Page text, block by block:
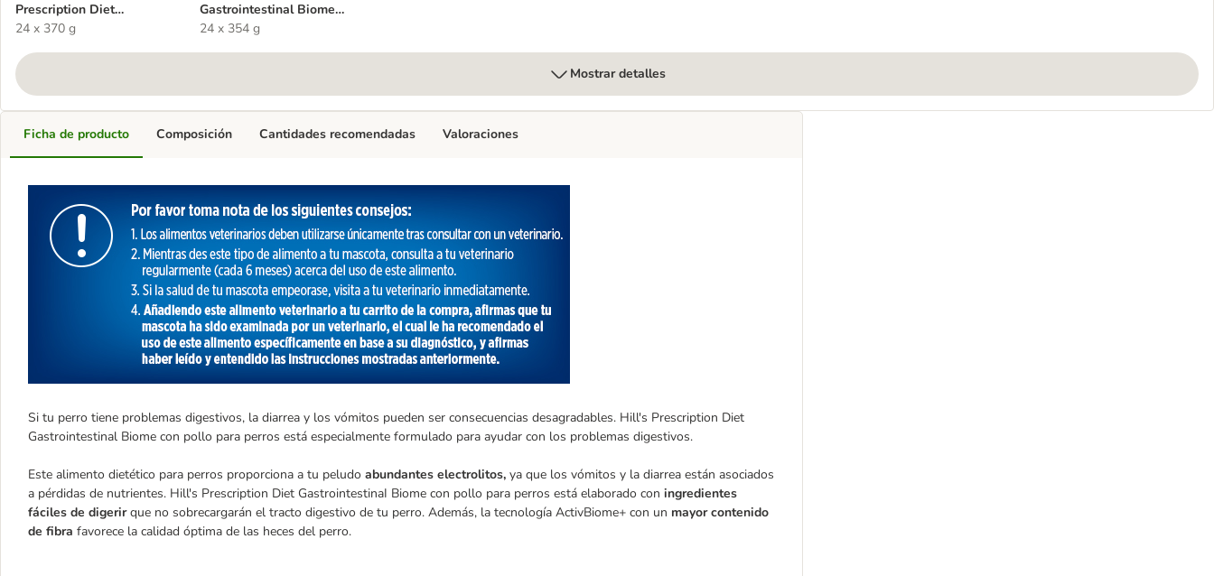
Prescription Diet
Gastrointestinal Biome con
24 x 370 g
Gastrointestinal Biome
estofado para perros
24 x 354 g
Mostrar detalles
Ficha de producto
Si tu perro tiene problemas digestivos, la diarrea y los vómitos pueden ser consecuencias desagradables. Hill's Prescription Diet
Gastrointestinal Biome con pollo para perros está especialmente formulado para ayudar con los problemas digestivos.
Este alimento dietético para perros proporciona a tu peludo abundantes electrolitos, ya que los vómitos y la diarrea están asociados
a pérdidas de nutrientes. Hill's Prescription Diet GastrointestinaI Biome con pollo para perros está elaborado con ingredientes
fáciles de digerirque no sobrecargarán el tracto digestivo de tu perro. Además, la tecnología ActivBiome+ con un mayor contenido
de fibra favorece la calidad óptima de las heces del perro.
Composición Cantidades recomendadas Valoraciones